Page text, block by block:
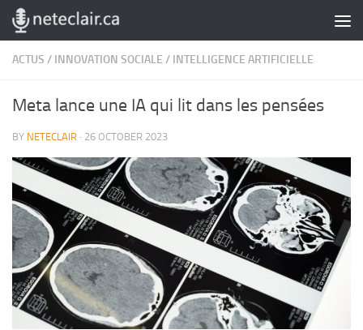
Skip to content
ACTUS / INNOVATION SOCIALE / INTELLIGENCE ARTIFICIELLE
Meta lance une IA qui lit dans les pensées
BY NETECLAIR · 26 OCTOBER 2023